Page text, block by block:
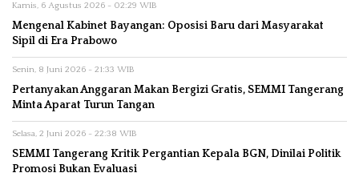
Kamis, 6 Agustus 2026 - 02:29 WIB
Mengenal Kabinet Bayangan: Oposisi Baru dari Masyarakat
Sipil di Era Prabowo
Senin, 8 Juni 2026 - 21:33 WIB
Pertanyakan Anggaran Makan Bergizi Gratis, SEMMI Tangerang
Minta Aparat Turun Tangan
Selasa, 2 Juni 2026 - 22:38 WIB
SEMMI Tangerang Kritik Pergantian Kepala BGN, Dinilai Politik
Promosi Bukan Evaluasi